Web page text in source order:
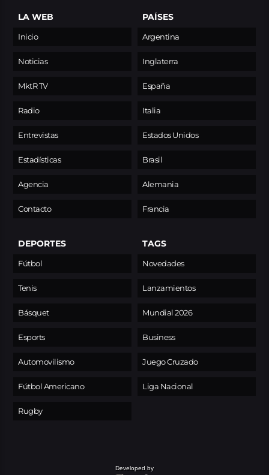
LA WEB
Inicio
Noticias
MktR TV
Radio
Entrevistas
Estadísticas
Agencia
Contacto
PAÍSES
Argentina
Inglaterra
España
Italia
Estados Unidos
Brasil
Alemania
Francia
DEPORTES
Fútbol
Tenis
Básquet
Esports
Automovilismo
Fútbol Americano
Rugby
TAGS
Novedades
Lanzamientos
Mundial 2026
Business
Juego Cruzado
Liga Nacional
Developed by